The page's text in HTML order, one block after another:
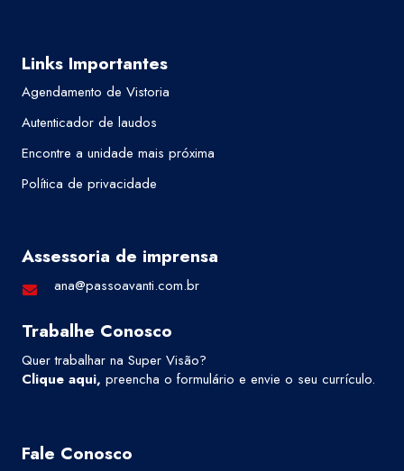
Links Importantes
Agendamento de Vistoria
Autenticador de laudos
Encontre a unidade mais próxima
Política de privacidade
Assessoria de imprensa
ana@passoavanti.com.br
Trabalhe Conosco
Quer trabalhar na Super Visão?
Clique aqui, preencha o formulário e envie o seu currículo.
Fale Conosco